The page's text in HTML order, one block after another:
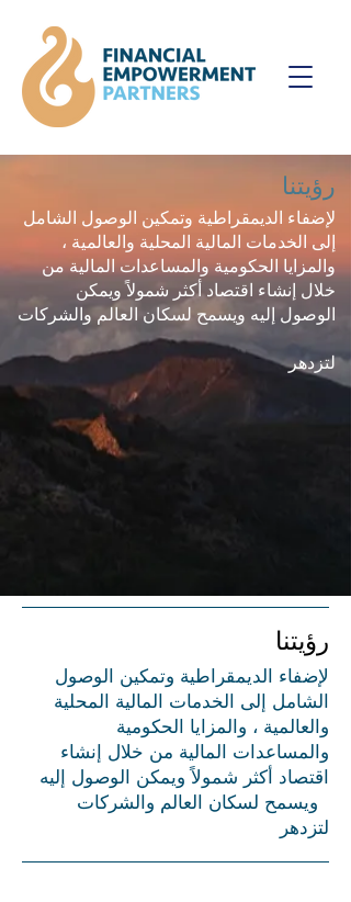
رؤيتنا
لإضفاء الديمقراطية وتمكين الوصول الشامل
إلى الخدمات المالية المحلية والعالمية ،
والمزايا الحكومية والمساعدات المالية من
خلال إنشاء اقتصاد أكثر شمولاً ويمكن
الوصول إليه ويسمح لسكان العالم والشركات
لتزدهر
رؤيتنا
لإضفاء الديمقراطية وتمكين الوصول
الشامل إلى الخدمات المالية المحلية
والعالمية ، والمزايا الحكومية
والمساعدات المالية من خلال إنشاء
اقتصاد أكثر شمولاً ويمكن الوصول إليه
ويسمح لسكان العالم والشركات
لتزدهر